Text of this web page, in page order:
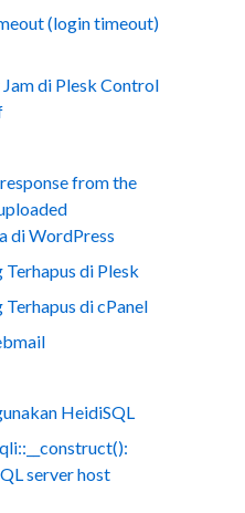
(login timeout)
di Plesk Control
from the
di WordPress
di Plesk
di cPanel
HeidiSQL
server host